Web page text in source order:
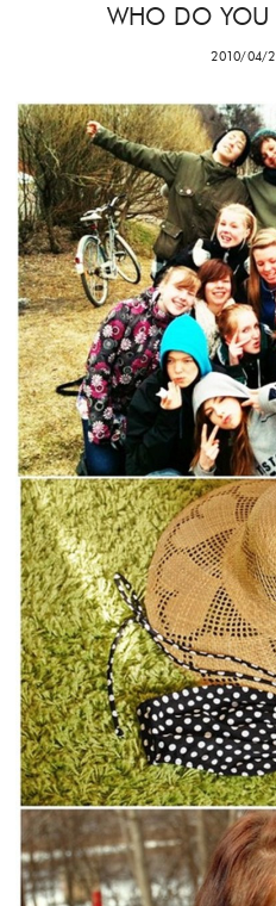
WHO DO YOU
2010/04/